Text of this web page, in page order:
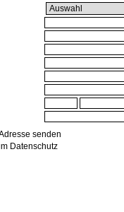
senden
Datenschutz